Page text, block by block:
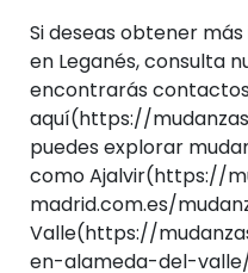
Si deseas obtener
en Leganés, consulta
encontrarás
aquí(https://
puedes explorar
como Ajalvir(https://
madrid.com.es/
Valle(https://
en-alameda-del-